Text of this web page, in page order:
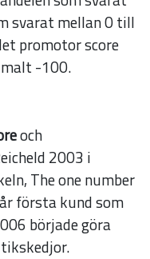
svarat mellan 0 till
promotor score
-100.
och
2003 i
The one number
första kund som
började göra